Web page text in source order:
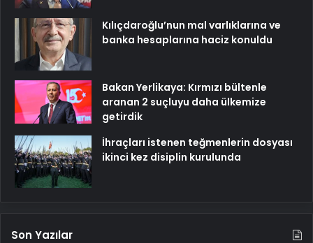
Kılıçdaroğlu’nun mal varlıklarına ve
banka hesaplarına haciz konuldu
Bakan Yerlikaya: Kırmızı bültenle
aranan 2 suçluyu daha ülkemize
getirdik
İhraçları istenen teğmenlerin dosyası
ikinci kez disiplin kurulunda
Son Yazılar